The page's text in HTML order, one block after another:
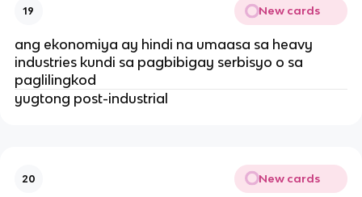
19 New cards
ang ekonomiya ay hindi na umaasa sa heavy
industries kundi sa pagbibigay serbisyo o sa
paglilingkod
yugtong post-industrial
20 New cards